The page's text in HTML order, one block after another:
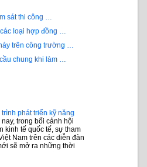
sát thi công …
loại hợp đồng …
trên công trường …
chung khi làm …
phát triển kỹ năng
nay, trong bối cảnh hội
kinh tế quốc tế, sự tham
Nam trên các diễn đàn
sẽ mở ra những thời